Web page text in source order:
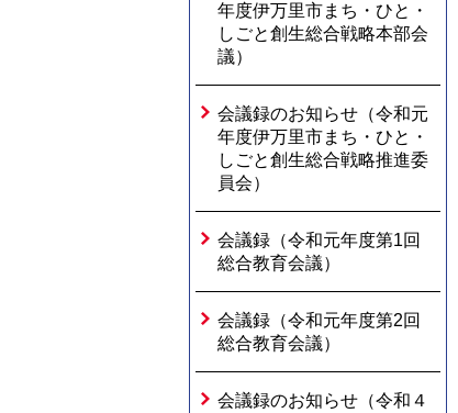
年度伊万里市まち・ひと・
しごと創生総合戦略本部会
議）
会議録のお知らせ（令和元
年度伊万里市まち・ひと・
しごと創生総合戦略推進委
員会）
会議録（令和元年度第1回
総合教育会議）
会議録（令和元年度第2回
総合教育会議）
会議録のお知らせ（令和４